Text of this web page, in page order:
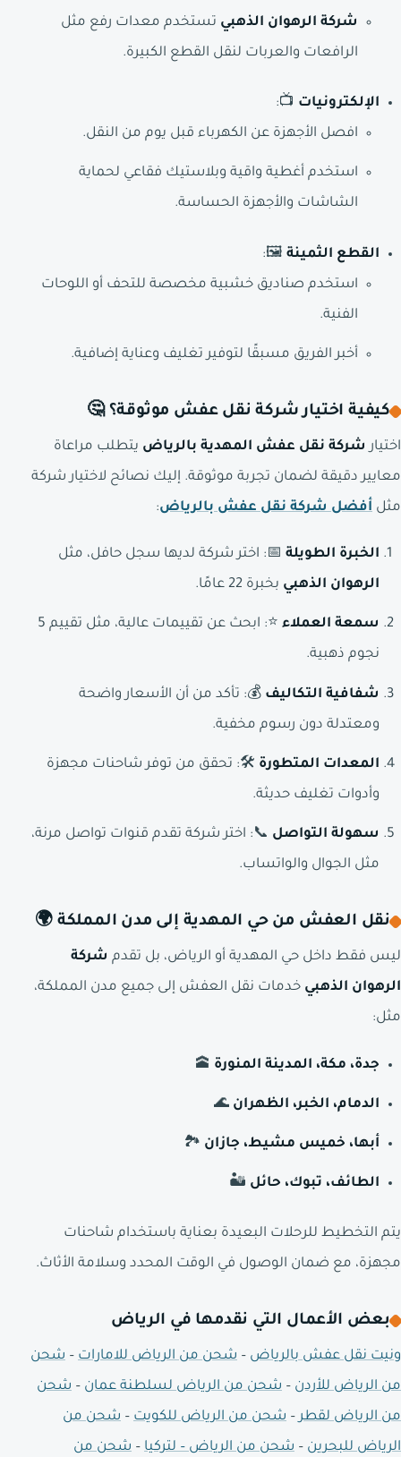
شركة الرهوان الذهبي تستخدم معدات رفع مثل
الرافعات والعربات لنقل القطع الكبيرة.
الإلكترونيات 📺:
افصل الأجهزة عن الكهرباء قبل يوم من النقل.
استخدم أغطية واقية وبلاستيك فقاعي لحماية
الشاشات والأجهزة الحساسة.
القطع الثمينة🖼️:
استخدم صناديق خشبية مخصصة للتحف أو اللوحات
الفنية.
أخبر الفريق مسبقًا لتوفير تغليف وعناية إضافية.
كيفية اختيار شركة نقل عفش موثوقة؟ 🤔
اختيار شركة نقل عفش المهدية بالرياض يتطلب مراعاة
معايير دقيقة لضمان تجربة موثوقة. إليك نصائح لاختيار شركة
مثل أفضل شركة نقل عفش بالرياض:
الخبرة الطويلة📅: اختر شركة لديها سجل حافل، مثل
الرهوان الذهبي بخبرة 22 عامًا.
سمعة العملاء
⭐: ابحث عن تقييمات عالية، مثل تقييم 5
نجوم ذهبية.
شفافية التكاليف 💰: تأكد من أن الأسعار واضحة
ومعتدلة دون رسوم مخفية.
المعدات المتطورة 🛠️: تحقق من توفر شاحنات مجهزة
وأدوات تغليف حديثة.
سهولة التواصل 📞: اختر شركة تقدم قنوات تواصل مرنة،
مثل الجوال والواتساب.
نقل العفش من حي المهدية إلى مدن المملكة 🌍
ليس فقط داخل حي المهدية أو الرياض، بل تقدم شركة
الرهوان الذهبي خدمات نقل العفش إلى جميع مدن المملكة،
مثل:
جدة، مكة، المدينة المنورة 🕋
الدمام، الخبر، الظهران 🌊
أبها، خميس مشيط، جازان 🏞️
الطائف، تبوك، حائل 🏜️
يتم التخطيط للرحلات البعيدة بعناية باستخدام شاحنات
مجهزة، مع ضمان الوصول في الوقت المحدد وسلامة الأثاث.
بعض الأعمال التي نقدمها في الرياض
ونيت نقل عفش بالرياض – شحن من الرياض للامارات – شحن
من الرياض للأردن – شحن من الرياض لسلطنة عمان – شحن
من الرياض لقطر – شحن من الرياض للكويت – شحن من
الرياض للبحرين – شحن من الرياض – لتركيا – شحن من